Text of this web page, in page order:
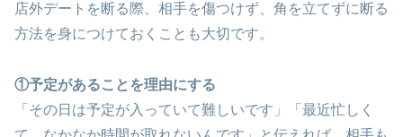
店外デートを断る際、相手を傷つけず、角を立てずに断る
方法を身につけておくことも大切です。
①予定があることを理由にする
「その日は予定が入っていて難しいです」「最近忙しく